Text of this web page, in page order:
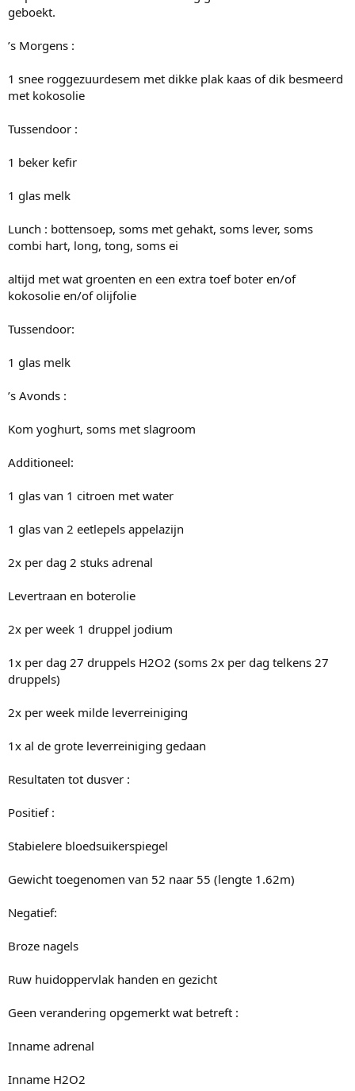
geboekt.
’s Morgens :
1 snee roggezuurdesem met dikke plak kaas of dik besmeerd
met kokosolie
Tussendoor :
1 beker kefir
1 glas melk
Lunch : bottensoep, soms met gehakt, soms lever, soms
combi hart, long, tong, soms ei
altijd met wat groenten en een extra toef boter en/of
kokosolie en/of olijfolie
Tussendoor:
1 glas melk
’s Avonds :
Kom yoghurt, soms met slagroom
Additioneel:
1 glas van 1 citroen met water
1 glas van 2 eetlepels appelazijn
2x per dag 2 stuks adrenal
Levertraan en boterolie
2x per week 1 druppel jodium
1x per dag 27 druppels H2O2 (soms 2x per dag telkens 27
druppels)
2x per week milde leverreiniging
1x al de grote leverreiniging gedaan
Resultaten tot dusver :
Positief :
Stabielere bloedsuikerspiegel
Gewicht toegenomen van 52 naar 55 (lengte 1.62m)
Negatief:
Broze nagels
Ruw huidoppervlak handen en gezicht
Geen verandering opgemerkt wat betreft :
Inname adrenal
Inname H2O2